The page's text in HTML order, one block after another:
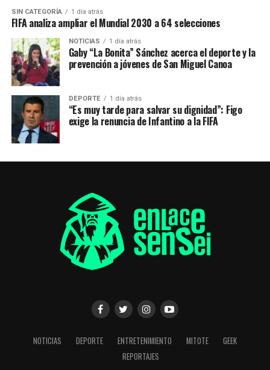
SIN CATEGORÍA 1 día atrás
FIFA analiza ampliar el Mundial 2030 a 64 selecciones
NOTICIAS 1 día atrás
Gaby “La Bonita” Sánchez acerca el deporte y la
prevención a jóvenes de San Miguel Canoa
DEPORTE 1 día atrás
“Es muy tarde para salvar su dignidad”: Figo
exige la renuncia de Infantino a la FIFA
NOTICIAS DEPORTE ENTRETENIMIENTO MITOTE
GEEK
REPORTAJES